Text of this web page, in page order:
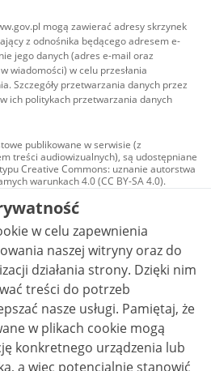
mogą zawierać adresy skrzynek
z odnośnika będącego adresem e-
jego danych (adres e-mail oraz
wiadomości) w celu przesłania
Szczegóły przetwarzania danych przez
ich politykach przetwarzania danych
publikowane w serwisie (z
treści audiowizualnych), są udostępniane
Creative Commons: uznanie autorstwa
warunkach 4.0 (CC BY-SA 4.0).
w tym zdjęcia, materiały
są udostępniane na licencji typu
uznanie autorstwa użycie
- bez utworów zależnych 4.0 (CC BY-
o ile nie jest to stwierdzone inaczej.
w celu zapewnienia
naszej witryny oraz do
strony. Dzięki nim
treści do potrzeb
usługi. Pamiętaj, że
w plikach cookie mogą
konkretnego urządzenia lub
a więc potencjalnie stanowić